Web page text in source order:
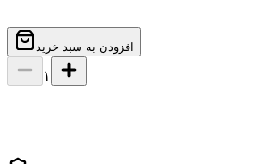
افزودن به سبد خرید
۱